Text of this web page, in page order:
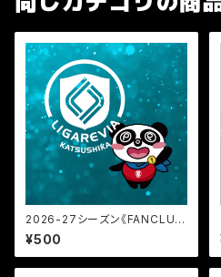
2026-27シーズン《FANCLU
B》KIDS会員（小学生以下）
¥500